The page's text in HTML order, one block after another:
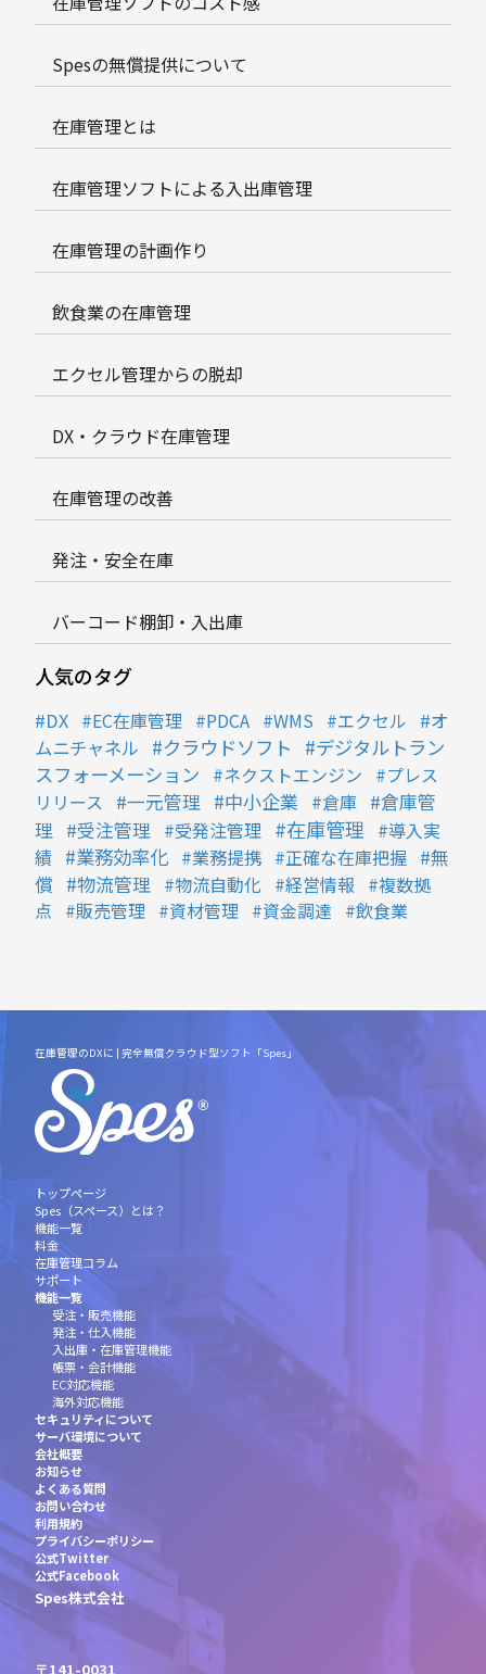
Spesの無償提供について
在庫管理とは
在庫管理ソフトによる入出庫管理
在庫管理の計画作り
飲食業の在庫管理
エクセル管理からの脱却
DX・クラウド在庫管理
在庫管理の改善
発注・安全在庫
バーコード棚卸・入出庫
人気のタグ
DX EC在庫管理 PDCA WMS エクセル
オ
ムニチャネル
クラウドソフト
デジタルトラン
スフォーメーション
ネクストエンジン
プレス
リリース
一元管理 中小企業 倉庫
倉庫管
理
受注管理 受発注管理 在庫管理
導入実
績
業務効率化 業務提携 正確な在庫把握
無
償
物流管理 物流自動化 経営情報
複数拠
点
販売管理 資材管理 資金調達 飲食業
在庫管理のDXに | 完全無償クラウド型ソフト「Spes」
トップページ
Spes（スペース）とは？
機能一覧
料金
在庫管理コラム
サポート
機能一覧
受注・販売機能
発注・仕入機能
入出庫・在庫管理機能
帳票・会計機能
EC対応機能
海外対応機能
セキュリティについて
サーバ環境について
会社概要
お知らせ
よくある質問
お問い合わせ
利用規約
プライバシーポリシー
公式Twitter
公式Facebook
Spes株式会社
〒141-0031